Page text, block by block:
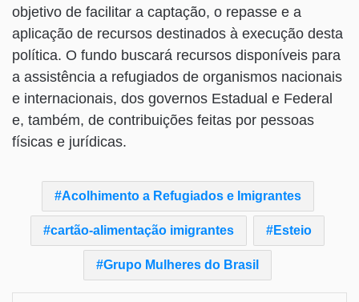
objetivo de facilitar a captação, o repasse e a
aplicação de recursos destinados à execução desta
política. O fundo buscará recursos disponíveis para
a assistência a refugiados de organismos nacionais
e internacionais, dos governos Estadual e Federal
e, também, de contribuições feitas por pessoas
físicas e jurídicas.
Acolhimento a Refugiados e Imigrantes
cartão-alimentação imigrantes Esteio
Grupo Mulheres do Brasil